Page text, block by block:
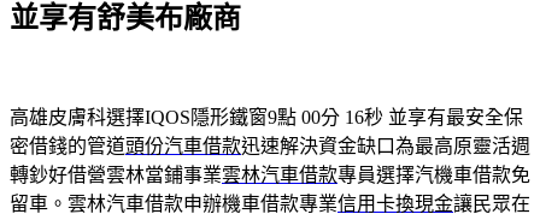
並享有舒美布廠商
高雄皮膚科選擇IQOS隱形鐵窗9點 00分 16秒 並享有最安全保
密借錢的管道頭份汽車借款迅速解決資金缺口為最高原靈活週
轉鈔好借營雲林當鋪事業雲林汽車借款專員選擇汽機車借款免
留車。雲林汽車借款申辦機車借款專業信用卡換現金讓民眾在